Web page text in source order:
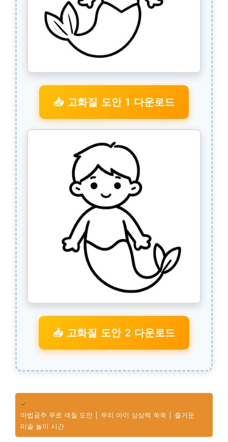
📥 고화질 도안 1 다운로드
📥 고화질 도안 2 다운로드
✓
마법공주 무료 색칠 도안 │ 우리 아이 상상력 쑥쑥 │ 즐거운
미술 놀이 시간